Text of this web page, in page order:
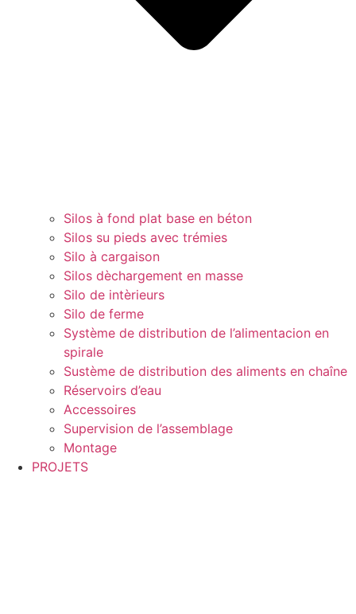
Silos à fond plat base en béton
Silos su pieds avec trémies
Silo à cargaison
Silos dèchargement en masse
Silo de intèrieurs
Silo de ferme
Système de distribution de l’alimentacion en
spirale
Sustème de distribution des aliments en chaîne
Réservoirs d’eau
Accessoires
Supervision de l’assemblage
Montage
PROJETS